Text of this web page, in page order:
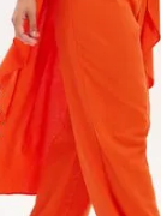
jaqueta
macacao